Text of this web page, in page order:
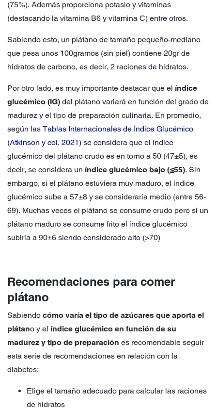
(75%). Además proporciona potasio y vitaminas
(destacando la vitamina B6 y vitamina C) entre otros.
Sabiendo esto, un plátano de tamaño pequeño-mediano
que pesa unos 100gramos (sin piel) contiene 20gr de
hidratos de carbono, es decir, 2 raciones de hidratos.
Por otro lado, es muy importante destacar que el índice
glucémico (IG) del plátano variará en función del grado de
madurez y el tipo de preparación culinaria. En promedio,
según las Tablas Internacionales de Índice Glucémico
(Atkinson y col. 2021) se considera que el índice
glucémico del plátano crudo es en torno a 50 (47±5), es
decir, se considera un índice glucémico bajo (≤55). Sin
embargo, si el plátano estuviera muy maduro, el índice
glucémico sube a 57±8 y se consideraría medio (entre 56-
69). Muchas veces el plátano se consume crudo pero si un
plátano maduro se consume frito el índice glucémico
subiría a 90±6 siendo considerado alto (>70)
Recomendaciones para comer
plátano
Sabiendo cómo varía el tipo de azúcares que aporta el
plátano y el índice glucémico en función de su
madurez y tipo de preparación es recomendable seguir
esta serie de recomendaciones en relación con la
diabetes:
Elige el tamaño adecuado para calcular las raciones
de hidratos